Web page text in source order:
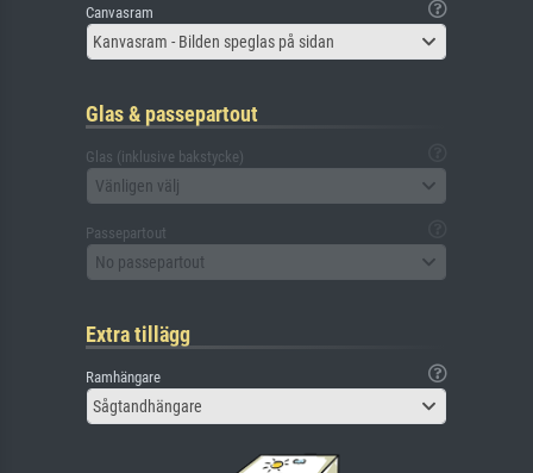
Canvasram
Kanvasram - Bilden speglas på sidan
Glas & passepartout
Glas (inklusive bakstycke)
Vänligen välj
Passepartout
No passepartout
Extra tillägg
Ramhängare
Sågtandhängare